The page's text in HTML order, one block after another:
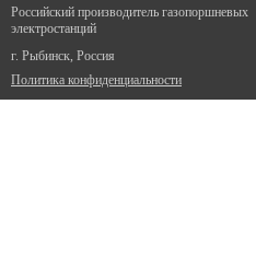
Российский производитель газопоршневых
электростанций
г. Рыбинск, Россия
Политика конфиденциальности